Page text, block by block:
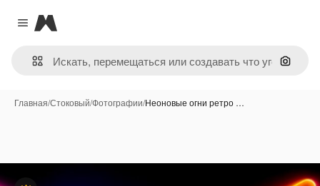
Close menu
Magnific
Поиск
Главная/Стоковый/Фотографии/Неоновые огни ретро …